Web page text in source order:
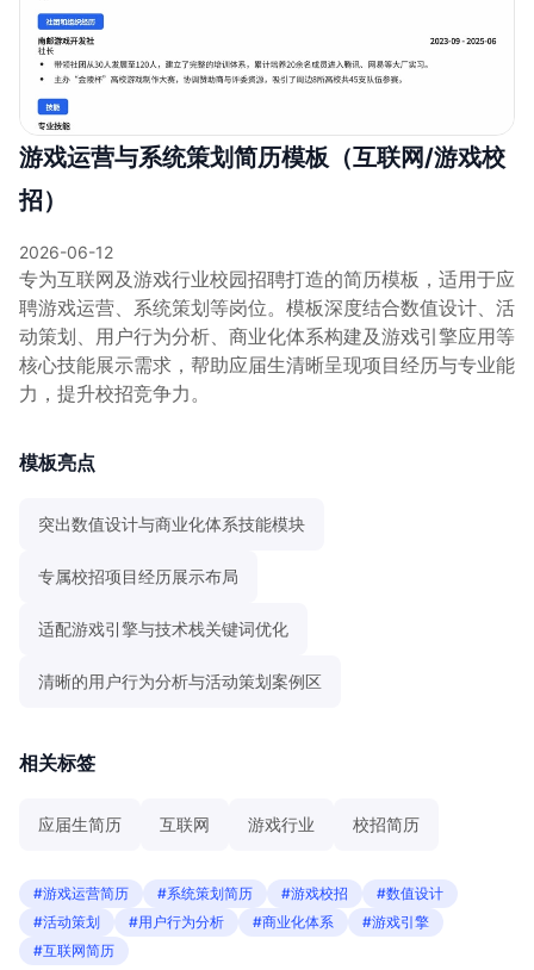
游戏运营与系统策划简历模板（互联网/游戏校
招）
2026-06-12
专为互联网及游戏行业校园招聘打造的简历模板，适用于应
聘游戏运营、系统策划等岗位。模板深度结合数值设计、活
动策划、用户行为分析、商业化体系构建及游戏引擎应用等
核心技能展示需求，帮助应届生清晰呈现项目经历与专业能
力，提升校招竞争力。
模板亮点
突出数值设计与商业化体系技能模块
专属校招项目经历展示布局
适配游戏引擎与技术栈关键词优化
清晰的用户行为分析与活动策划案例区
相关标签
应届生简历 互联网 游戏行业 校招简历
#游戏运营简历 #系统策划简历 #游戏校招
#数值设计
#活动策划
#用户行为分析 #商业化体系
#游戏引擎
#互联网简历